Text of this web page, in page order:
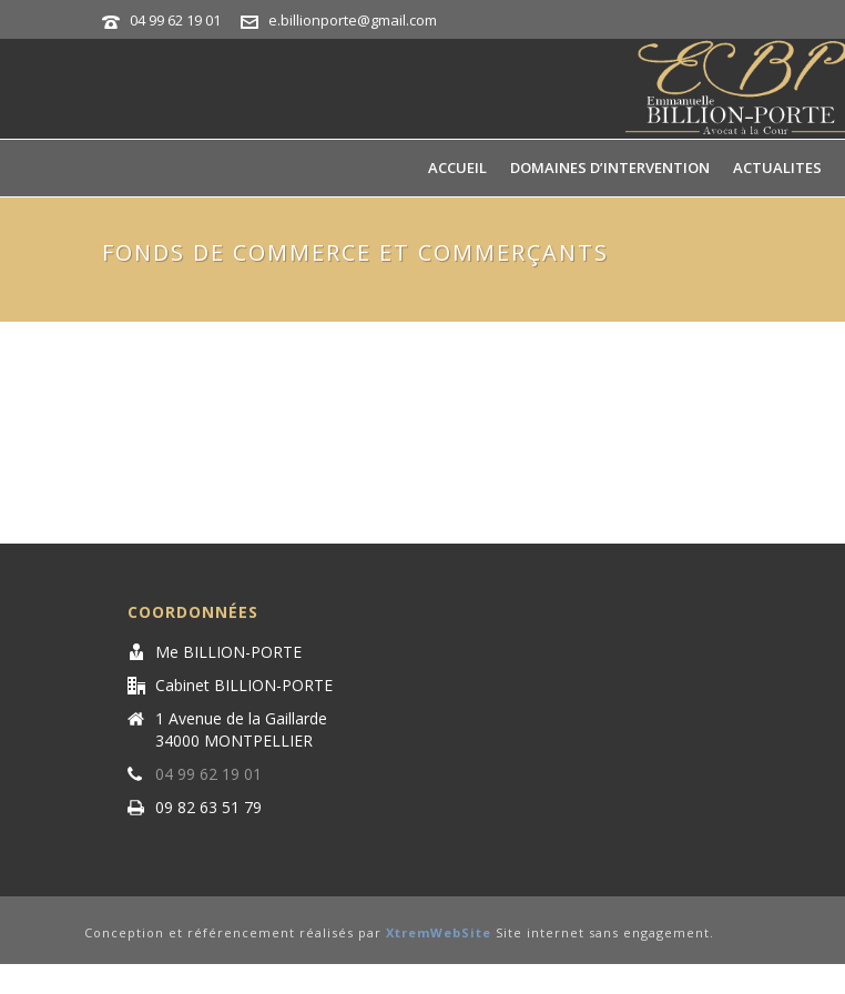
04 99 62 19 01 e.billionporte@gmail.com
ACCUEIL DOMAINES D’INTERVENTION ACTUALITES
FONDS DE COMMERCE ET COMMERÇANTS
COORDONNÉES
Me BILLION-PORTE
Cabinet BILLION-PORTE
1 Avenue de la Gaillarde
34000 MONTPELLIER
04 99 62 19 01
09 82 63 51 79
Conception et référencement réalisés par XtremWebSite Site internet sans engagement.